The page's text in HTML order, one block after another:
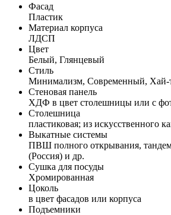
Фасад
Пластик
Материал корпуса
ЛДСП
Цвет
Белый, Глянцевый
Стиль
Минимализм, Современный, Хай-
Стеновая панель
ХДФ в цвет столешницы или с
Столешница
пластиковая; из искусственного
Выкатные системы
ПВШ полного открывания,
(Россия) и др.
Сушка для посуды
Хромированная
Цоколь
в цвет фасадов или корпуса
Подъемники